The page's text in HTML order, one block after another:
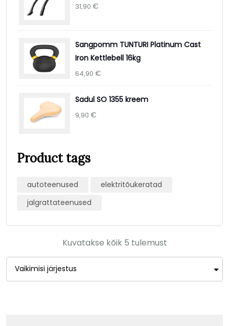
31,90 €
Sangpomm TUNTURI Platinum Cast
Iron Kettlebell 16kg
64,90 €
Sadul SO 1355 kreem
9,90 €
Product tags
autoteenused
elektritõukeratad
jalgrattateenused
Kuvatakse kõik 5 tulemust